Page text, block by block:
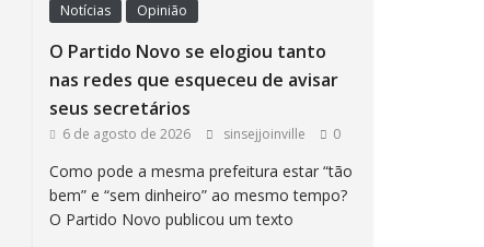
Notícias
Opinião
O Partido Novo se elogiou tanto
nas redes que esqueceu de avisar
seus secretários
6 de agosto de 2026 sinsejjoinville 0
Como pode a mesma prefeitura estar “tão
bem” e “sem dinheiro” ao mesmo tempo?
O Partido Novo publicou um texto